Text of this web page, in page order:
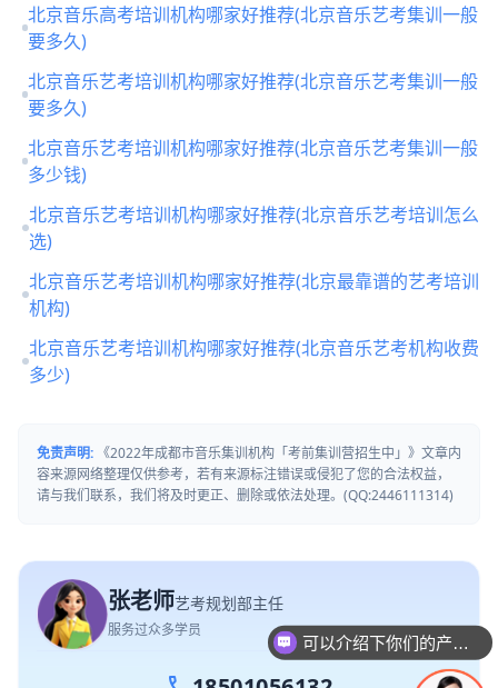
北京音乐高考培训机构哪家好推荐(北京音乐艺考集训一般
要多久)
北京音乐艺考培训机构哪家好推荐(北京音乐艺考集训一般
要多久)
北京音乐艺考培训机构哪家好推荐(北京音乐艺考集训一般
多少钱)
北京音乐艺考培训机构哪家好推荐(北京音乐艺考培训怎么
选)
北京音乐艺考培训机构哪家好推荐(北京最靠谱的艺考培训
机构)
北京音乐艺考培训机构哪家好推荐(北京音乐艺考机构收费
多少)
免责声明: 《2022年成都市音乐集训机构「考前集训营招生中」》文章内
容来源网络整理仅供参考，若有来源标注错误或侵犯了您的合法权益，
请与我们联系，我们将及时更正、删除或依法处理。(QQ:2446111314)
张老师艺考规划部主任
服务过众多学员
你们是怎么收费的呢